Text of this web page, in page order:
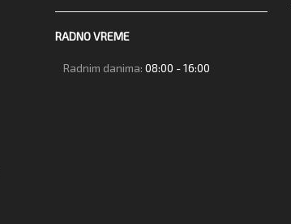
RADNO VREME
Radnim danima: 08:00 - 16:00